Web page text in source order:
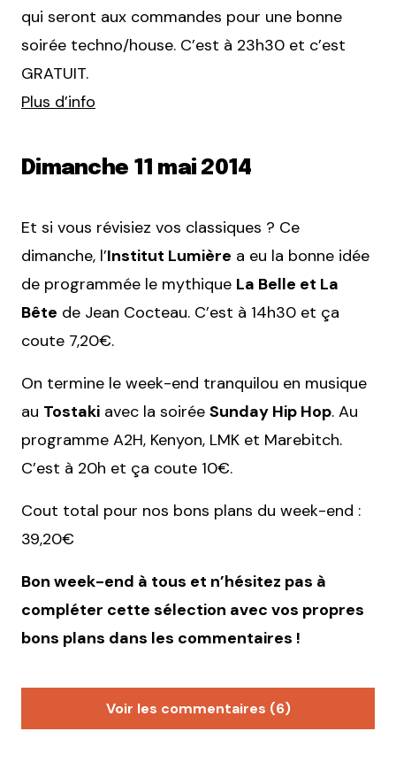
qui seront aux commandes pour une bonne
soirée techno/house. C’est à 23h30 et c’est
GRATUIT.
Plus d’info
Dimanche 11 mai 2014
Et si vous révisiez vos classiques ? Ce
dimanche, l’Institut Lumière a eu la bonne idée
de programmée le mythique La Belle et La
Bête de Jean Cocteau. C’est à 14h30 et ça
coute 7,20€.
On termine le week-end tranquilou en musique
au Tostaki avec la soirée Sunday Hip Hop. Au
programme A2H, Kenyon, LMK et Marebitch.
C’est à 20h et ça coute 10€.
Cout total pour nos bons plans du week-end :
39,20€
Bon week-end à tous et n’hésitez pas à
compléter cette sélection avec vos propres
bons plans dans les commentaires !
Voir les commentaires (6)